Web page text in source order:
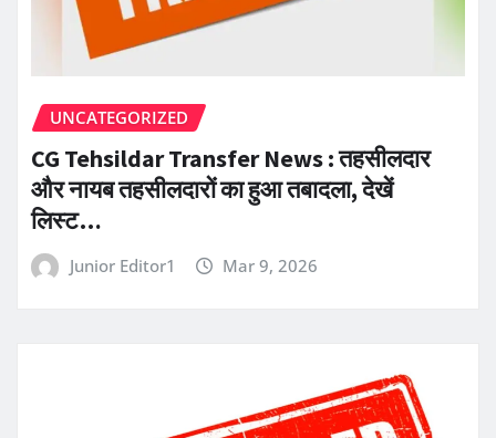
UNCATEGORIZED
CG Tehsildar Transfer News : तहसीलदार
और नायब तहसीलदारों का हुआ तबादला, देखें
लिस्ट…
Junior Editor1 Mar 9, 2026